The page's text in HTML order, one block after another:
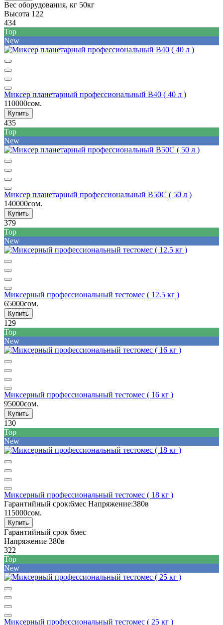
Вес оборудования, кг 50кг
Высота 122
434
Top
New
Миксер планетарный профессиональный B40 ( 40 л )
110000сом.
Купить
435
Top
New
Миксер планетарный профессиональный B50C ( 50 л )
140000сом.
Купить
379
Top
New
Миксерный профессиональный тестомес ( 12.5 кг )
65000сом.
Купить
129
Top
New
Миксерный профессиональный тестомес ( 16 кг )
95000сом.
Купить
130
Top
New
Миксерный профессиональный тестомес ( 18 кг )
Гарантийный срок:6мес Напряжение:380в
115000сом.
Купить
Гарантийный срок 6мес
Напряжение 380в
322
Top
New
Миксерный профессиональный тестомес ( 25 кг )